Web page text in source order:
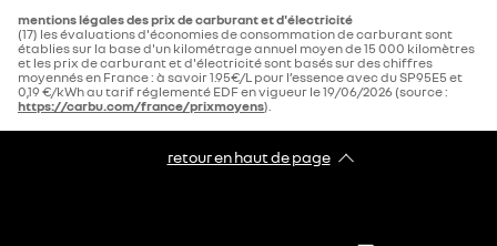
mentions légales des prix de carburant et d'électricité
(17) les évaluations d'économies de consommation de carburant sont
établies sur la base d'un kilométrage annuel moyen de 15 000 kilomètres
et les prix de carburant et d'électricité sont basés sur des chiffres
moyennés en France : à savoir 1.95€/L pour l’essence avec du SP95E5 et
0,19 €/kWh au tarif réglementé EDF en vigueur le 19/06/2026 (source :
https://carbu.com/france/prixmoyens).
retour en haut de page​